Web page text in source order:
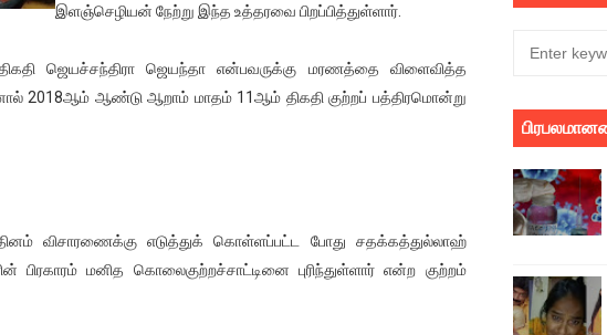
- கொதித்தெழுந்த பிரதேசவாசிகள்!
கூடிய இடங்கள்...
செய்த முதியவருக்கு வழங்கப்பட்ட தண்டனை
கேணல் சங்கர் ஆகியோரின் நினைவெழுச்சி நாள் - 26.09.2021 சுவிஸ்
தமிழின அழிப்பிற்கு நீதி கேட்டு நடைபெற்ற கவனயீர்ப்புப் போராட்டத்தில்
இளஞ்செழியன் நேற்று இந்த உத்தரவை பிறப்பித்துள்ளார்.
ஜெயச்சந்திரா ஜெயந்தா என்பவருக்கு மரணத்தை விளைவித்த
2018ஆம் ஆண்டு ஆறாம் மாதம் 11ஆம் திகதி குற்றப் பத்திரமொன்று
விசாரணைக்கு எடுத்துக் கொள்ளப்பட்ட போது சதக்கத்துல்லாஹ்
பிரகாரம் மனித கொலைகுற்றச்சாட்டினை புரிந்துள்ளார் என்ற குற்றம்